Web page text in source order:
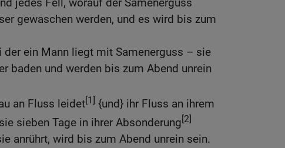
gewaschen werden, und es wird bis zum
der ein Mann liegt mit Samenerguss – sie
baden und werden bis zum Abend unrein
an Fluss leidet[1] {und} ihr Fluss an ihrem
sieben Tage in ihrer Absonderung[2]
anrührt, wird bis zum Abend unrein sein.